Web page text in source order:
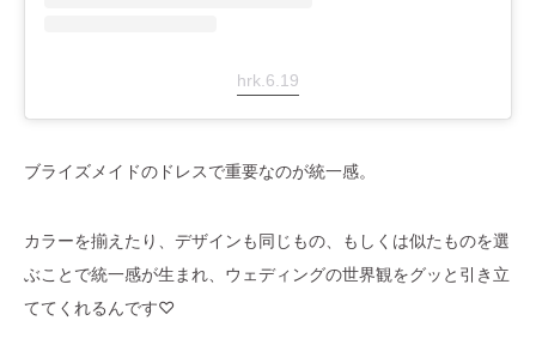
hrk.6.19
ブライズメイドのドレスで重要なのが統一感。
カラーを揃えたり、デザインも同じもの、もしくは似たものを選
ぶことで統一感が生まれ、ウェディングの世界観をグッと引き立
ててくれるんです♡